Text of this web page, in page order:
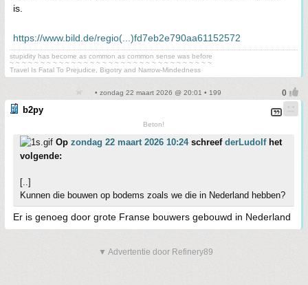
is.
https://www.bild.de/regio(...)fd7eb2e790aa61152572
stupidity has become as common as common sense was before
~ ~ ~ ~ ~ ~ ~ ~ ~ ~ ~ ~ ~ ~ ~ ~ ~ ~ ~ ~ ~ ~ ~ ~ ~ ~ ~ ~ ~ ~ ~ ~ ~
Travel Is Fatal To Prejudice, Bigotry and Narrow-Mindedness
• zondag 22 maart 2026 @ 20:01 • 199
b2py
Beton!
Op zondag 22 maart 2026 10:24schreef derLudolfhet
volgende:
[..]
Kunnen die bouwen op bodems zoals we die in Nederland hebben?
Er is genoeg door grote Franse bouwers gebouwd in Nederland
▼ Advertentie door Refinery89